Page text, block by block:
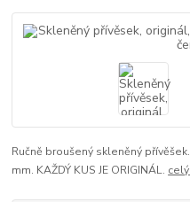
Ručně broušený skleněný
mm. KAŽDÝ KUS JE ORIGINÁL.